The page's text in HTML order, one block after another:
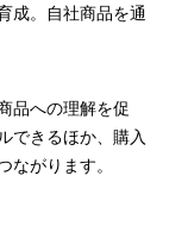
成。自社商品を通
品への理解を促
できるほか、購入
ながります。